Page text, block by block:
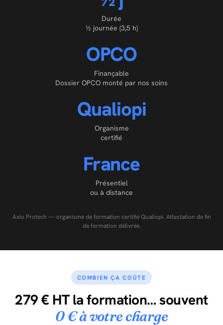
Durée
½ journée (3,5 h)
OPCO
Finançable
Dossier OPCO monté par nos soins
Qualiopi
Organisme
certifié
France
Présentiel
ou à distance
Axio Protech — organisme de formation certifié Qualiopi. Attestation de fin
de formation délivrée.
COMBIEN ÇA COÛTE
279 € HT la formation… souvent
0 € à votre charge